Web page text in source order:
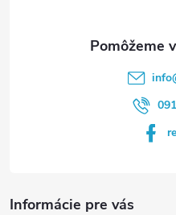
info
Informácie pre vás